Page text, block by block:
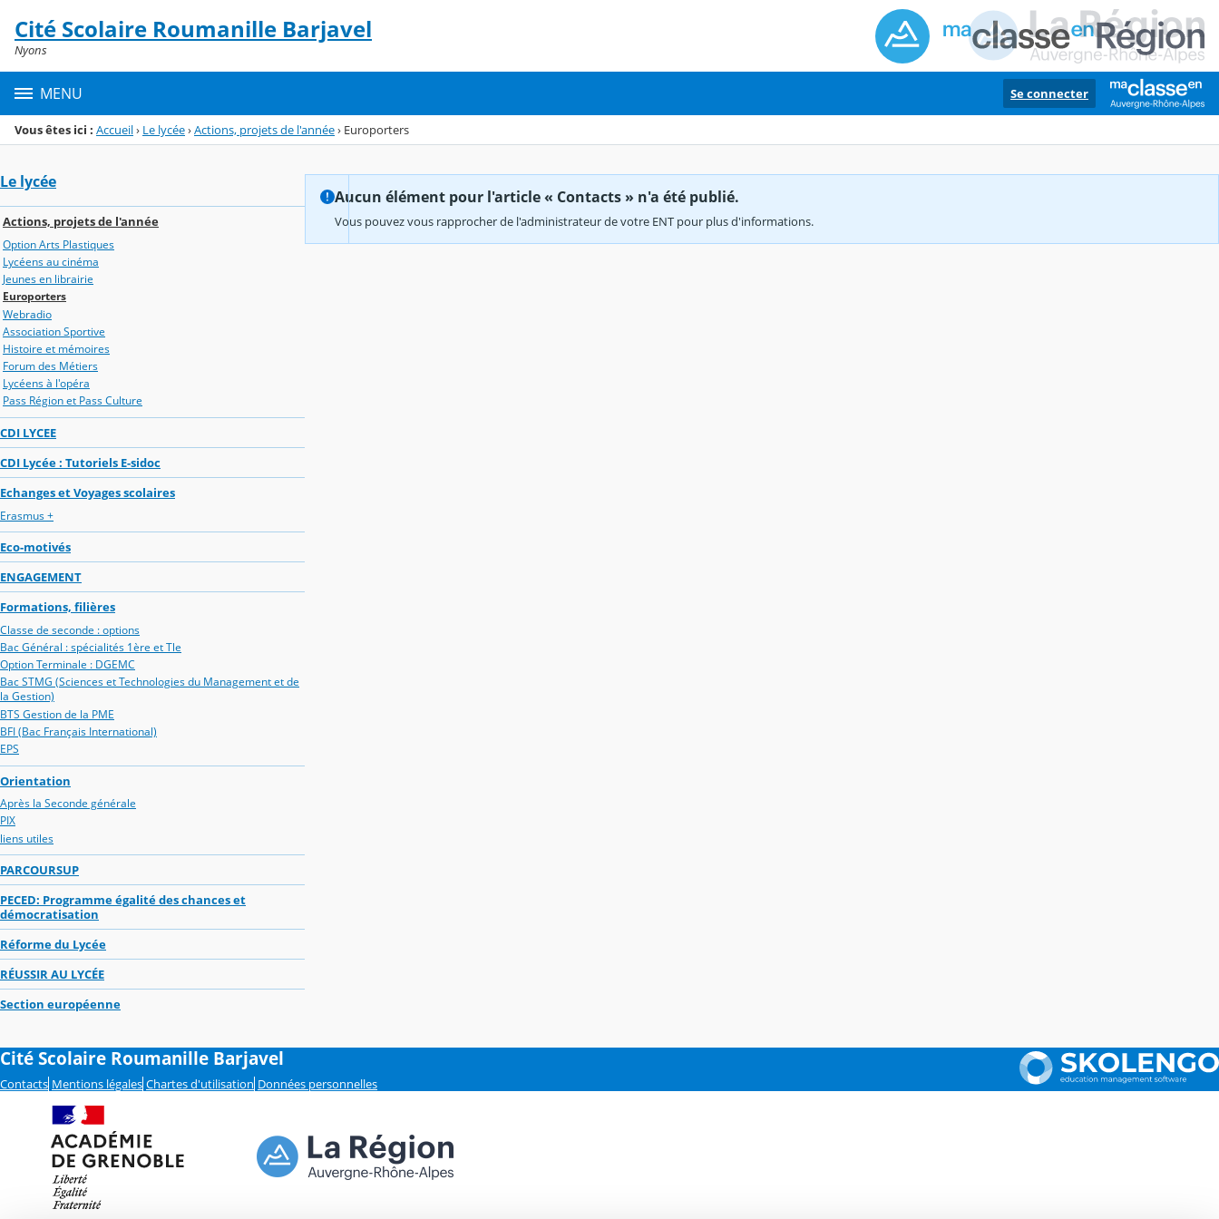
Menu de la rubrique
Contenu
Cité Scolaire Roumanille Barjavel
Nyons
MENU Se connecter
Vous êtes ici : Accueil› Le lycée›Actions, projets de l'année› Europorters
Le lycée
Actions, projets de l'année
Option Arts Plastiques
Lycéens au cinéma
Jeunes en librairie
Europorters
Webradio
Association Sportive
Histoire et mémoires
Forum des Métiers
Lycéens à l'opéra
Pass Région et Pass Culture
CDI LYCEE
CDI Lycée : Tutoriels E-sidoc
Echanges et Voyages scolaires
Erasmus +
Eco-motivés
ENGAGEMENT
Formations, filières
Classe de seconde : options
Bac Général : spécialités 1ère et Tle
Option Terminale : DGEMC
Bac STMG (Sciences et Technologies du Management et de
la Gestion)
BTS Gestion de la PME
BFI (Bac Français International)
EPS
Orientation
Après la Seconde générale
PIX
liens utiles
PARCOURSUP
PECED: Programme égalité des chances et
démocratisation
Réforme du Lycée
RÉUSSIR AU LYCÉE
Section européenne
Aucun élément pour l'article « Contacts » n'a été publié.
Vous pouvez vous rapprocher de l'administrateur de votre ENT pour plus d'informations.
Cité Scolaire Roumanille Barjavel
Contacts Mentions légales Chartes d'utilisation Données personnelles